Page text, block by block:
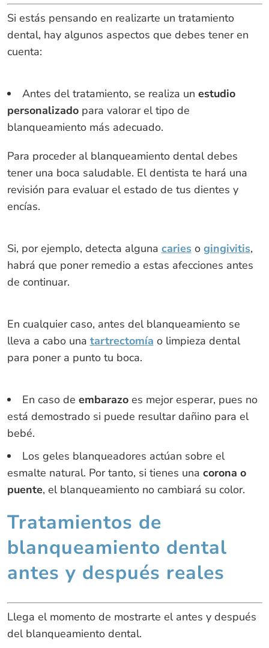
Si estás pensando en realizarte un tratamiento
dental, hay algunos aspectos que debes tener en
cuenta:
Antes del tratamiento, se realiza un estudio
personalizadopara valorar el tipo de
blanqueamiento más adecuado.
Para proceder al blanqueamiento dental debes
tener una boca saludable. El dentista te hará una
revisión para evaluar el estado de tus dientes y
encías.
Si, por ejemplo, detecta alguna caries o gingivitis,
habrá que poner remedio a estas afecciones antes
de continuar.
En cualquier caso, antes del blanqueamiento se
lleva a cabo una tartrectomía o limpieza dental
para poner a punto tu boca.
En caso de embarazo es mejor esperar, pues no
está demostrado si puede resultar dañino para el
bebé.
Los geles blanqueadores actúan sobre el
esmalte natural. Por tanto, si tienes una corona o
puente, el blanqueamiento no cambiará su color.
Tratamientos de
blanqueamiento dental
antes y después reales
Llega el momento de mostrarte el antes y después
del blanqueamiento dental.